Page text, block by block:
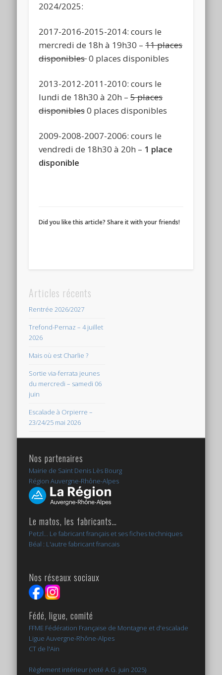
2024/2025:
2017-2016-2015-2014: cours le
mercredi de 18h à 19h30 –11 places
disponibles0 places disponibles
2013-2012-2011-2010: cours le
lundi de 18h30 à 20h –5 places
disponibles0 places disponibles
2009-2008-2007-2006: cours le
vendredi de 18h30 à 20h – 1 place
disponible
Did you like this article? Share it with your friends!
Articles récents
Rentrée 2026/2027
Trefond-Pernaz – 4 juillet
2026
Mais où est Charlie ?
Sortie via-ferrata jeunes
du mercredi – samedi 06
juin
Escalade à Orpierre –
23/24/25 mai 2026
Nos partenaires
Mairie de Saint Denis Lès Bourg
Région Auvergne-Rhône-Alpes
Le matos, les fabricants…
Petzl... Le fabricant français et ses fiches techniques
Béal : L'autre fabricant francais
Nos réseaux sociaux
Fédé, ligue, comité
FFME Fédération Française de Montagne et d'escalade
Ligue Auvergne-Rhône-Alpes
CT de l'Ain
Règlement intérieur (voté A.G. juin 2025)